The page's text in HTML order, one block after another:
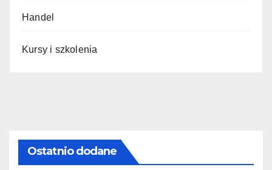
Handel
Kursy i szkolenia
Ostatnio dodane